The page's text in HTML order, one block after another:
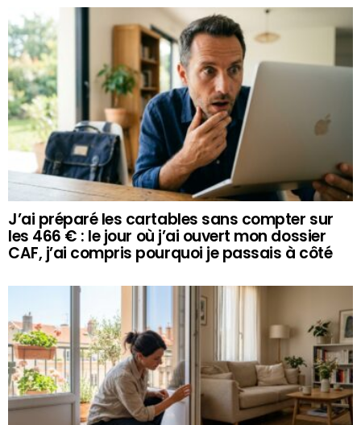
J’ai préparé les cartables sans compter sur
les 466 € : le jour où j’ai ouvert mon dossier
CAF, j’ai compris pourquoi je passais à côté